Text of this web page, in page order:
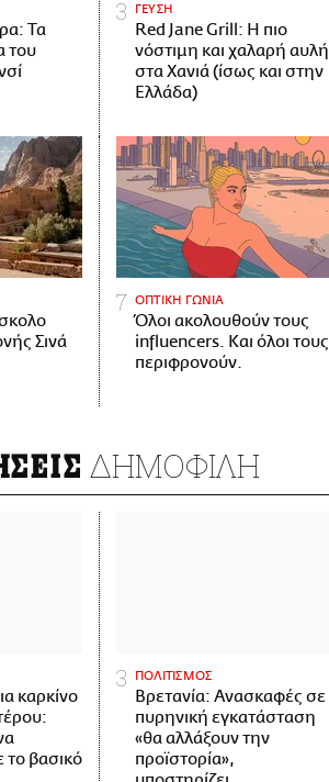
Τα
του
ΓΕΥΣΗ
Red Jane Grill: Η πιο
νόστιμη και χαλαρή αυλή
στα Χανιά (ίσως και στην
Ελλάδα)
Σινά
ΟΠΤΙΚΗ ΓΩΝΙΑ
Όλοι ακολουθούν τους
influencers. Και όλοι τους
περιφρονούν.
ΔΗΜΟΦΙΛΗ
καρκίνο
βασικό
ΠΟΛΙΤΙΣΜΟΣ
Βρετανία: Ανασκαφές σε
πυρηνική εγκατάσταση
«θα αλλάξουν την
προϊστορία»,